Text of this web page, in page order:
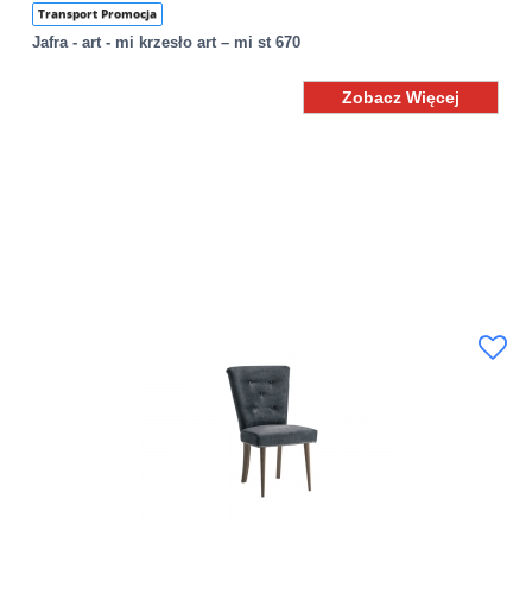
Transport Promocja
Jafra - art - mi krzesło art – mi st 670
Zobacz Więcej